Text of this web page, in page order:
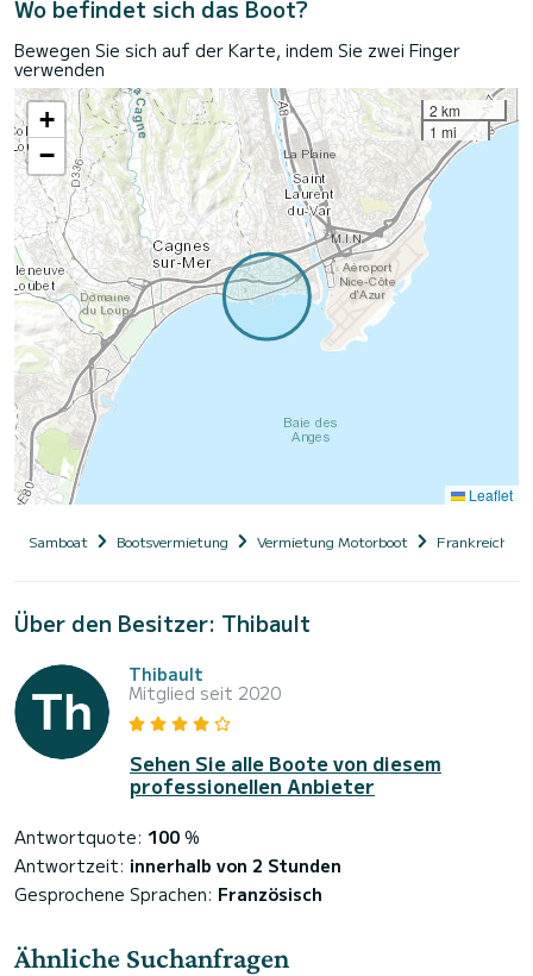
Wo befindet sich das Boot?
Bewegen Sie sich auf der Karte, indem Sie zwei Finger
verwenden
+
−
2 km
1 mi
Leaflet
Samboat Bootsvermietung Vermietung Motorboot Frankreich
Über den Besitzer: Thibault
Thibault
Mitglied seit 2020
Sehen Sie alle Boote von diesem
professionellen Anbieter
Antwortquote: 100 %
Antwortzeit: innerhalb von 2 Stunden
Gesprochene Sprachen: Französisch
Ähnliche Suchanfragen